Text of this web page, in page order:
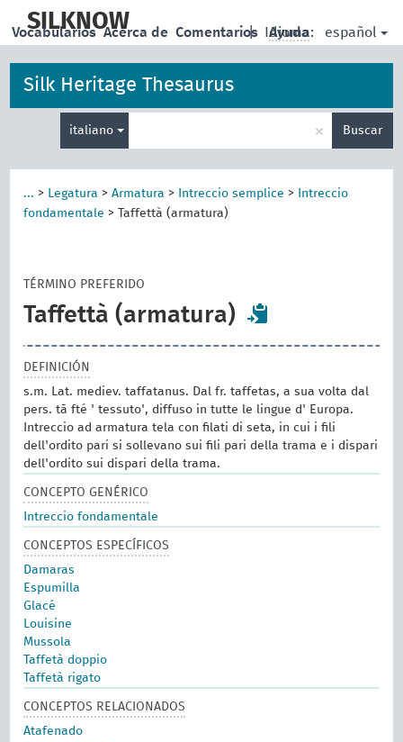
main
SILKNOW | Idioma: español
Vocabularios Acerca de Comentarios Ayuda
Silk Heritage Thesaurus
italiano × Buscar
... > Legatura >Armatura > Intreccio semplice >
Intreccio
fondamentale > Taffettà (armatura)
TÉRMINO PREFERIDO
Taffettà (armatura)
DEFINICIÓN
s.m. Lat. mediev. taffatanus. Dal fr. taffetas, a sua volta dal
pers. tā fté ' tessuto', diffuso in tutte le lingue d' Europa.
Intreccio ad armatura tela con filati di seta, in cui i fili
dell'ordito pari si sollevano sui fili pari della trama e i dispari
dell'ordito sui dispari della trama.
CONCEPTO GENÉRICO
Intreccio fondamentale
CONCEPTOS ESPECÍFICOS
Damaras
Espumilla
Glacé
Louisine
Mussola
Taffetà doppio
Taffetà rigato
CONCEPTOS RELACIONADOS
Atafenado